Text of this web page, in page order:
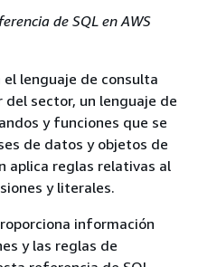
de SQL en AWS
el lenguaje de consulta
sector, un lenguaje de
y funciones que se
de datos y objetos de
aplica reglas relativas al
y literales.
información
y las reglas de